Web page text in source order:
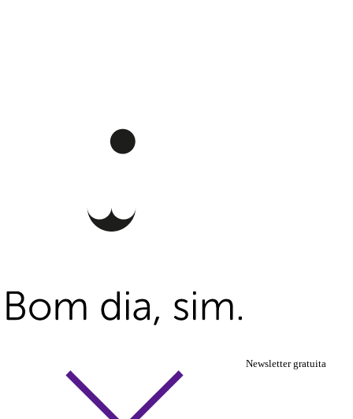
Newsletter gratuita